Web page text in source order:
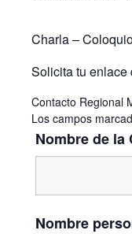
Charla –
Solicita tu enlace
Contacto Regional
Los campos
Nombre de la
Nombre